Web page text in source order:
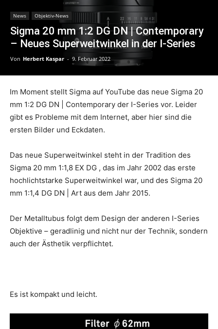
News Objektiv-News
Sigma 20 mm 1:2 DG DN | Contemporary
– Neues Superweitwinkel in der I-Series
Von Herbert Kaspar - 9. Februar 2022
Im Moment stellt Sigma auf YouTube das neue Sigma 20
mm 1:2 DG DN | Contemporary der I-Series vor. Leider
gibt es Probleme mit dem Internet, aber hier sind die
ersten Bilder und Eckdaten.
Das neue Superweitwinkel steht in der Tradition des
Sigma 20 mm 1:1,8 EX DG , das im Jahr 2002 das erste
hochlichtstarke Superweitwinkel war, und des Sigma 20
mm 1:1,4 DG DN | Art aus dem Jahr 2015.
Der Metalltubus folgt dem Design der anderen I-Series
Objektive – geradlinig und nicht nur der Technik, sondern
auch der Ästhetik verpflichtet.
Es ist kompakt und leicht.